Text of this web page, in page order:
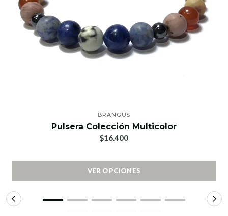
BRANGUS
Pulsera Colección Multicolor
$16.400
VER OPCIONES